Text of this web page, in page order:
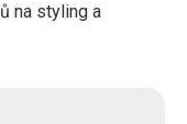
na styling a